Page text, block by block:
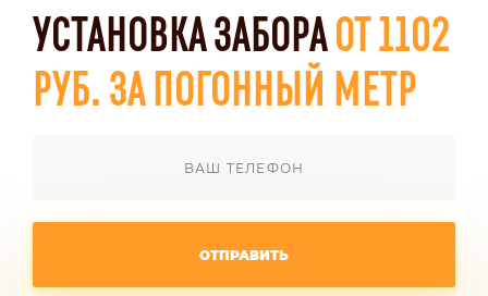
УСТАНОВКА ЗАБОРАОТ 1102
РУБ. ЗА ПОГОННЫЙ МЕТР
ОТПРАВИТЬ